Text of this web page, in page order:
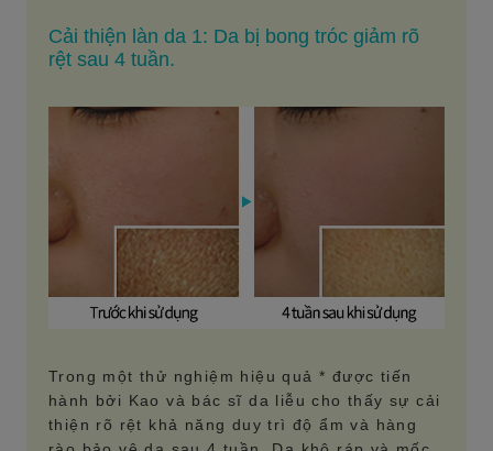
Cải thiện làn da 1: Da bị bong tróc giảm rõ
rệt sau 4 tuần.
Trong một thử nghiệm hiệu quả * được tiến
hành bởi Kao và bác sĩ da liễu cho thấy sự cải
thiện rõ rệt khả năng duy trì độ ẩm và hàng